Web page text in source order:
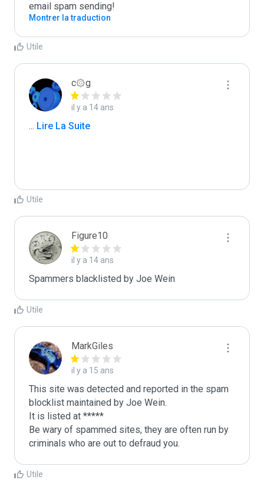
email spam sending!
Montrer la traduction
Utile
c۞g
il y a 14 ans
... Lire La Suite
Utile
Figure10
il y a 14 ans
Spammers blacklisted by Joe Wein
Utile
MarkGiles
il y a 15 ans
This site was detected and reported in the spam
blocklist maintained by Joe Wein.
It is listed at *****
Be wary of spammed sites, they are often run by
criminals who are out to defraud you.
Utile